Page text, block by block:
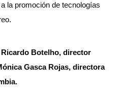
la promoción de tecnologías
Botelho, director
Gasca Rojas, directora